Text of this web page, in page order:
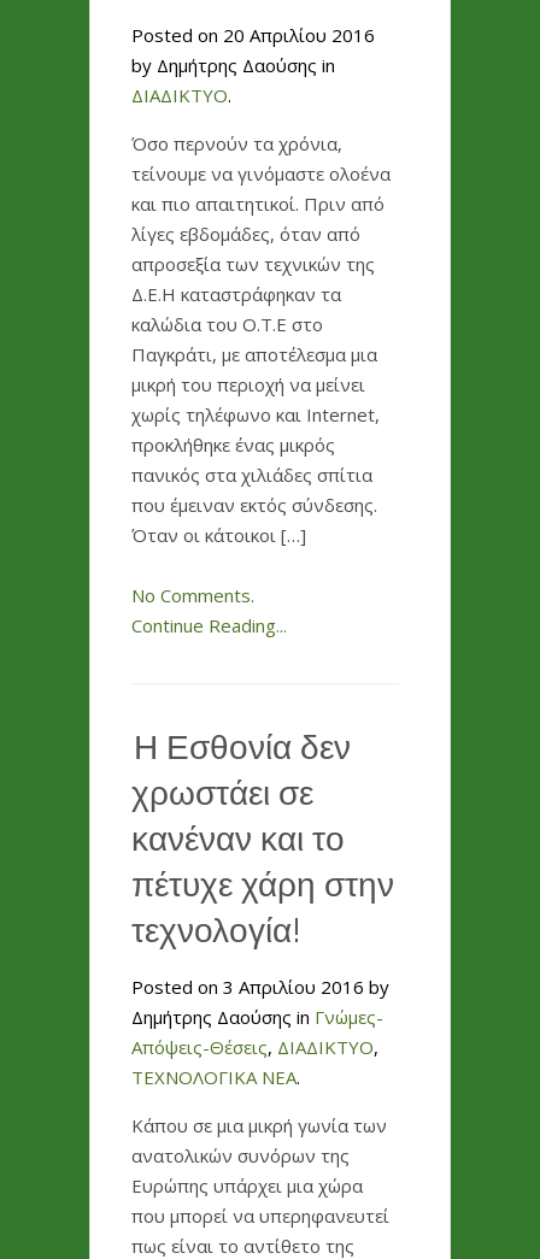
Posted on 20 Απριλίου 2016
by Δημήτρης Δαούσης in
ΔΙΑΔΙΚΤΥΟ.
Όσο περνούν τα χρόνια,
τείνουμε να γινόμαστε ολοένα
και πιο απαιτητικοί. Πριν από
λίγες εβδομάδες, όταν από
απροσεξία των τεχνικών της
Δ.Ε.Η καταστράφηκαν τα
καλώδια του Ο.Τ.Ε στο
Παγκράτι, με αποτέλεσμα μια
μικρή του περιοχή να μείνει
χωρίς τηλέφωνο και Internet,
προκλήθηκε ένας μικρός
πανικός στα χιλιάδες σπίτια
που έμειναν εκτός σύνδεσης.
Όταν οι κάτοικοι […]
No Comments.
Continue Reading...
Η Εσθονία δεν
χρωστάει σε
κανέναν και το
πέτυχε χάρη στην
τεχνολογία!
Posted on 3 Απριλίου 2016 by
Δημήτρης Δαούσης in Γνώμες-
Απόψεις-Θέσεις, ΔΙΑΔΙΚΤΥΟ,
ΤΕΧΝΟΛΟΓΙΚΑ ΝΕΑ.
Κάπου σε μια μικρή γωνία των
ανατολικών συνόρων της
Ευρώπης υπάρχει μια χώρα
που μπορεί να υπερηφανευτεί
πως είναι το αντίθετο της